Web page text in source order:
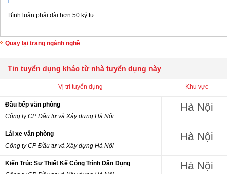
Bình luận phải dài hơn 50 ký tự
Quay lại trang ngành nghề
Tin tuyển dụng khác từ nhà tuyển dụng này
Vị trí tuyển dụng Khu vực
Đầu bếp văn phòng
Công ty CP Đầu tư và Xây dựng Hà Nội
Hà Nội
Lái xe văn phòng
Công ty CP Đầu tư và Xây dựng Hà Nội
Hà Nội
Kiến Trúc Sư Thiết Kế Công Trình Dân Dụng
Hà Nội